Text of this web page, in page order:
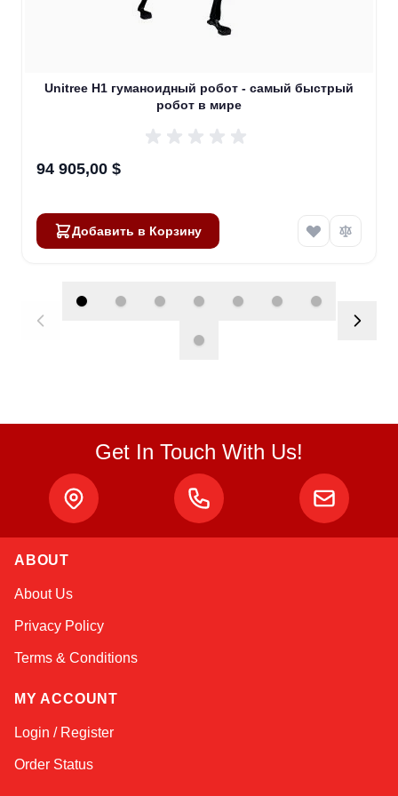
Unitree H1 гуманоидный робот - самый быстрый
робот в мире
94 905,00 $
Добавить в Корзину
Get In Touch With Us!
ABOUT
About Us
Privacy Policy
Terms & Conditions
MY ACCOUNT
Login / Register
Order Status